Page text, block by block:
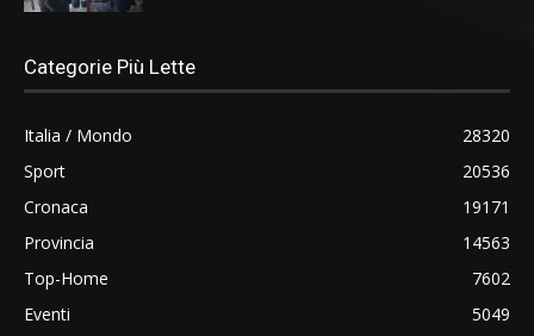
Categorie Più Lette
Italia / Mondo
28320
Sport
20536
Cronaca
19171
Provincia
14563
Top-Home
7602
Eventi
5049